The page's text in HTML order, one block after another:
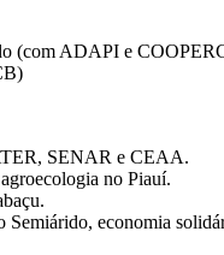
(com ADAPI e
SENAR e CEAA.
no Piauí.
Semiárido, economia